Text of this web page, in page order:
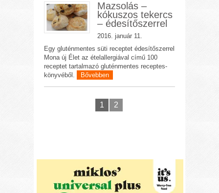
Mazsolás –
kókuszos tekercs
– édesítőszerrel
2016. január 11.
Egy gluténmentes süti receptet édesítőszerrel
Mona új Élet az ételallergiával című 100
receptet tartalmazó gluténmentes receptes-
könyvéből.
Bővebben
1 2